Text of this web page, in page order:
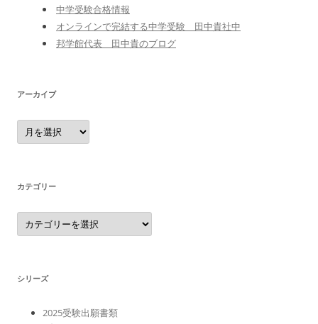
中学受験合格情報
オンラインで完結する中学受験 田中貴社中
邦学館代表 田中貴のブログ
アーカイブ
ア
ー
カ
カテゴリー
カ
テ
ゴ
シリーズ
2025受験出願書類